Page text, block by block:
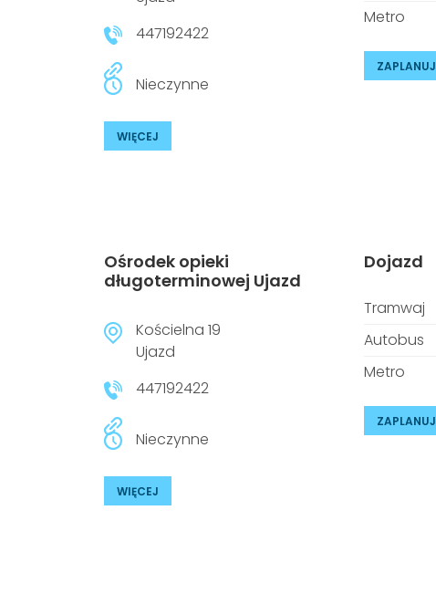
447192422
Nieczynne
WIĘCEJ
Metro
ZAPLANUJ
Ośrodek opieki
długoterminowej Ujazd
Kościelna 19
Ujazd
447192422
Nieczynne
WIĘCEJ
Dojazd
Tramwaj
Autobus
Metro
ZAPLANUJ